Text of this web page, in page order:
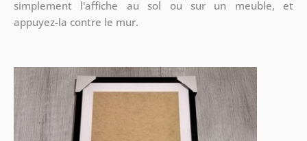
simplement l'affiche au sol ou sur un meuble, et
appuyez-la contre le mur.